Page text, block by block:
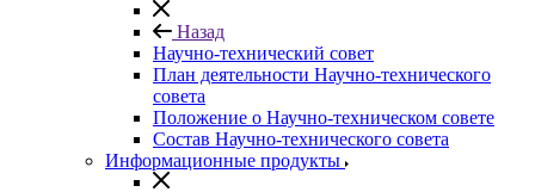
Назад
Научно-технический совет
План деятельности Научно-технического
совета
Положение о Научно-техническом совете
Состав Научно-технического совета
Информационные продукты